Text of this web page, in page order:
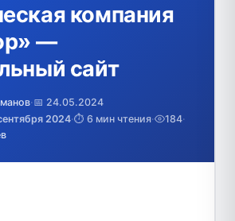
компания
—
сайт
·📅 24.05.2024
2024·⏱️ 6 мин чтения· 184·